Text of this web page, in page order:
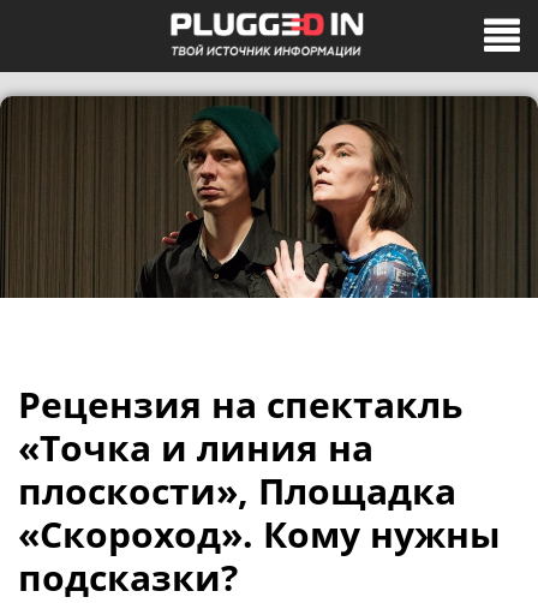
Рецензия на спектакль
«Точка и линия на
плоскости», Площадка
«Скороход». Кому нужны
подсказки?